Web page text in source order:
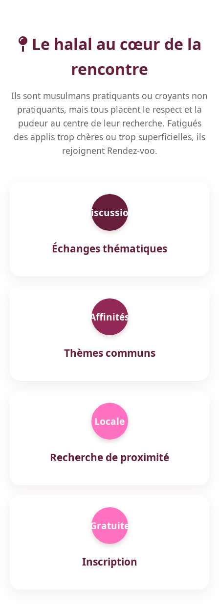
Le halal au cœur de la
rencontre
Ils sont musulmans pratiquants ou croyants non
pratiquants, mais tous placent le respect et la
pudeur au centre de leur recherche. Fatigués
des applis trop chères ou trop superficielles, ils
rejoignent Rendez-voo.
Discussion
Échanges thématiques
Affinités
Thèmes communs
Locale
Recherche de proximité
Gratuite
Inscription